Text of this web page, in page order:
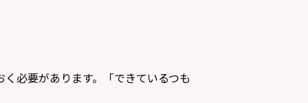
必要があります。「できているつも